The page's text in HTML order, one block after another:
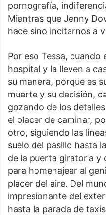
pornografía,
Mientras que Jenny
hace sino incitarnos a
Por eso Tessa, cuando
hospital y la lleven a
su manera, porque es
muerte y su decisión,
gozando de los
el placer de caminar,
otro, siguiendo las
suelo del pasillo hasta
de la puerta giratoria y
para homenajear al
placer del aire. Del
impresionante del
hasta la parada de